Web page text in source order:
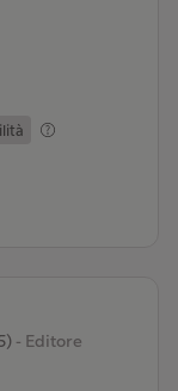
- Editore